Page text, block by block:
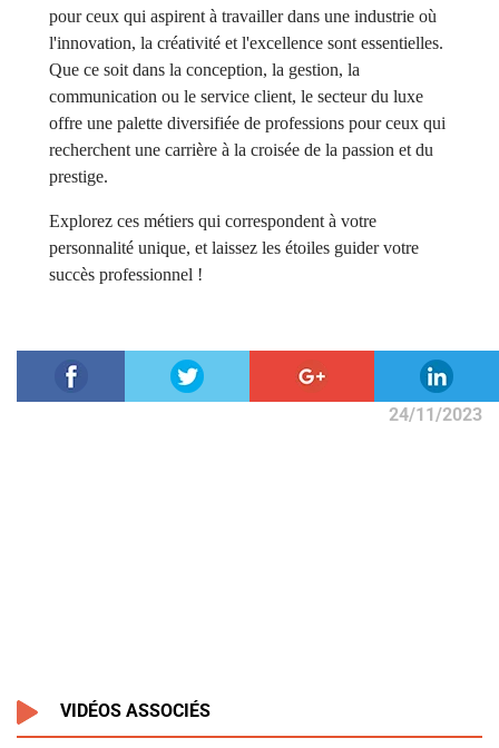
pour ceux qui aspirent à travailler dans une industrie où
l'innovation, la créativité et l'excellence sont essentielles.
Que ce soit dans la conception, la gestion, la
communication ou le service client, le secteur du luxe
offre une palette diversifiée de professions pour ceux qui
recherchent une carrière à la croisée de la passion et du
prestige.
Explorez ces métiers qui correspondent à votre
personnalité unique, et laissez les étoiles guider votre
succès professionnel !
24/11/2023
VIDÉOS ASSOCIÉS